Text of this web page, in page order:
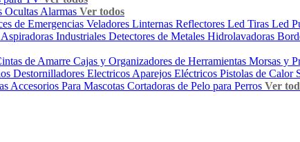
Ocultas Alarmas Ver todos
de Emergencias Veladores Linternas Reflectores Led Tiras Led
Aspiradoras Industriales Detectores de Metales Hidrolavadoras
de Amarre Cajas y Organizadores de Herramientas Morsas y
Destornilladores Electricos Aparejos Eléctricos Pistolas de Calor
Accesorios Para Mascotas Cortadoras de Pelo para Perros Ver